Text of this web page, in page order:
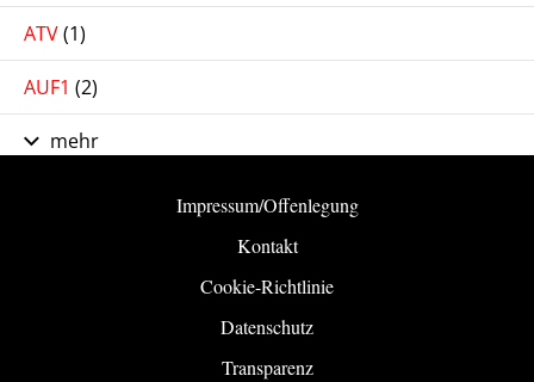
ATV(1)
AUF1 (2)
mehr
Impressum/Offenlegung
Kontakt
Cookie-Richtlinie
Datenschutz
Transparenz